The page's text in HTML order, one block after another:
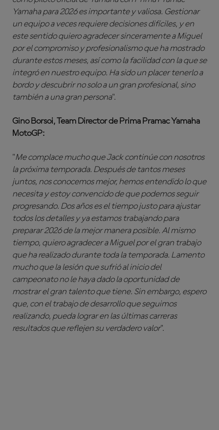
Yamaha para 2026 es importante y valiosa. Gestionar
un equipo a veces requiere decisiones difíciles, y en
este sentido quiero agradecer sinceramente a Miguel
por el compromiso y profesionalismo que ha mostrado
durante estos meses, así como la facilidad con la que se
integró en nuestro equipo. Ha sido un placer tenerlo a
bordo y descubrir no solo a un gran profesional, sino
también a una gran persona".
Gino Borsoi, Team Director de Prima Pramac Yamaha
MotoGP:
"Me complace mucho que Jack continúe con nosotros
la próxima temporada. Después de tantos meses
juntos, nos conocemos mejor, hemos entendido lo que
necesita y estoy convencido de que podemos seguir
progresando. Dos años es el tiempo justo para ajustar
todos los detalles y ya estamos trabajando para
preparar 2026 de la mejor manera posible. Al mismo
tiempo, quiero agradecer a Miguel por el gran trabajo
que ha realizado durante toda la temporada. Lamento
mucho que la lesión que sufrió al inicio del
campeonato no le haya dado la oportunidad de
mostrar el gran talento que tiene. Sin embargo, espero
que, con el trabajo de desarrollo que seguimos
realizando, pueda lograr en las últimas carreras
resultados que reflejen su verdadero valor".